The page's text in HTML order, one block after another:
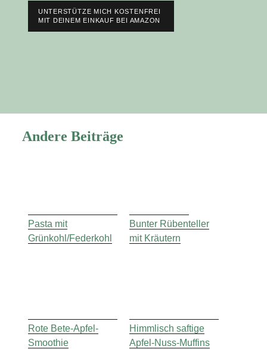
UNTERSTÜTZE MICH KOSTENFREI
MIT DEINEM EINKAUF BEI AMAZON
Andere Beiträge
Pasta mit
Grünkohl/Federkohl
Bunter Rübenteller
mit Kräutern
Rote Bete-Apfel-
Smoothie
Himmlisch saftige
Apfel-Nuss-Muffins